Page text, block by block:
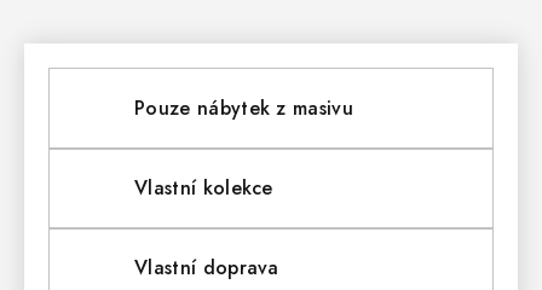
Pouze nábytek z masivu
Vlastní kolekce
Vlastní doprava